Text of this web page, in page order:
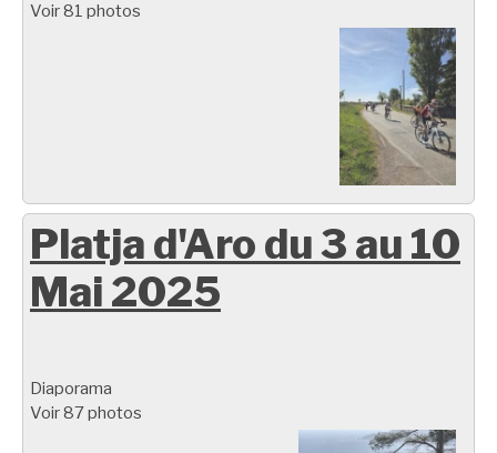
Voir 81 photos
Platja d'Aro du 3 au 10
Mai 2025
Diaporama
Voir 87 photos